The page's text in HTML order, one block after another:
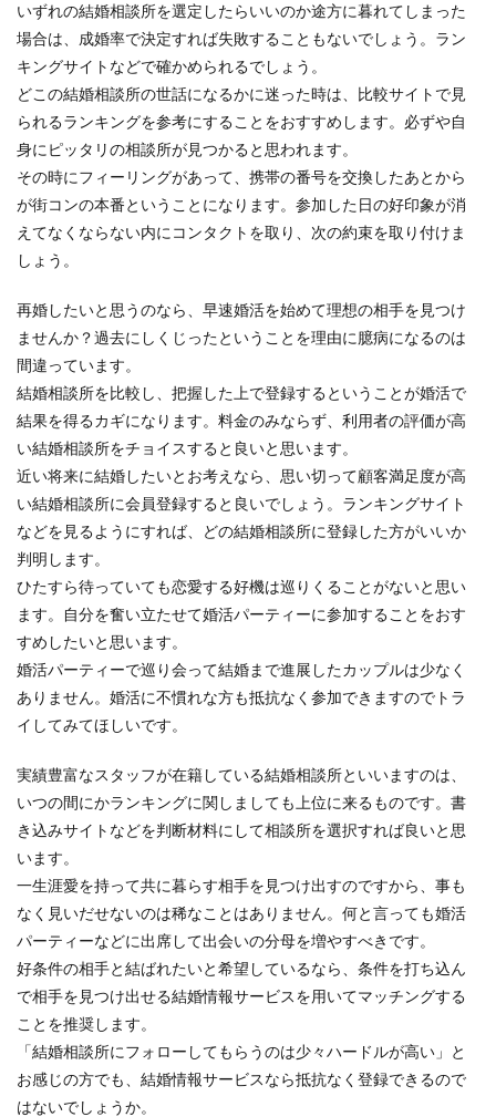
いずれの結婚相談所を選定したらいいのか途方に暮れてしまった
場合は、成婚率で決定すれば失敗することもないでしょう。ラン
キングサイトなどで確かめられるでしょう。
どこの結婚相談所の世話になるかに迷った時は、比較サイトで見
られるランキングを参考にすることをおすすめします。必ずや自
身にピッタリの相談所が見つかると思われます。
その時にフィーリングがあって、携帯の番号を交換したあとから
が街コンの本番ということになります。参加した日の好印象が消
えてなくならない内にコンタクトを取り、次の約束を取り付けま
しょう。
再婚したいと思うのなら、早速婚活を始めて理想の相手を見つけ
ませんか？過去にしくじったということを理由に臆病になるのは
間違っています。
結婚相談所を比較し、把握した上で登録するということが婚活で
結果を得るカギになります。料金のみならず、利用者の評価が高
い結婚相談所をチョイスすると良いと思います。
近い将来に結婚したいとお考えなら、思い切って顧客満足度が高
い結婚相談所に会員登録すると良いでしょう。ランキングサイト
などを見るようにすれば、どの結婚相談所に登録した方がいいか
判明します。
ひたすら待っていても恋愛する好機は巡りくることがないと思い
ます。自分を奮い立たせて婚活パーティーに参加することをおす
すめしたいと思います。
婚活パーティーで巡り会って結婚まで進展したカップルは少なく
ありません。婚活に不慣れな方も抵抗なく参加できますのでトラ
イしてみてほしいです。
実績豊富なスタッフが在籍している結婚相談所といいますのは、
いつの間にかランキングに関しましても上位に来るものです。書
き込みサイトなどを判断材料にして相談所を選択すれば良いと思
います。
一生涯愛を持って共に暮らす相手を見つけ出すのですから、事も
なく見いだせないのは稀なことはありません。何と言っても婚活
パーティーなどに出席して出会いの分母を増やすべきです。
好条件の相手と結ばれたいと希望しているなら、条件を打ち込ん
で相手を見つけ出せる結婚情報サービスを用いてマッチングする
ことを推奨します。
「結婚相談所にフォローしてもらうのは少々ハードルが高い」と
お感じの方でも、結婚情報サービスなら抵抗なく登録できるので
はないでしょうか。